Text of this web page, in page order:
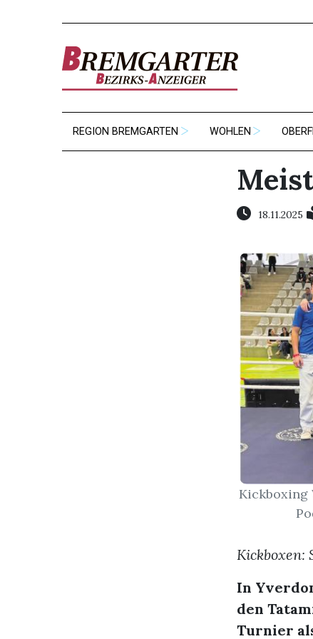
REGION BREMGARTEN WOHLEN
18.11.2025
Kickboxing
Kickboxen:
In
den
Turnier